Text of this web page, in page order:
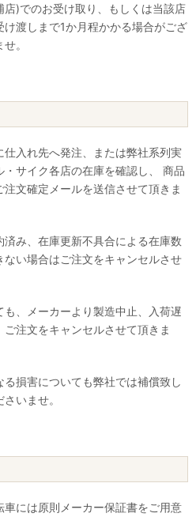
)でのお受け取り、もしくは当該店
渡しまで1か月程かかる場合がござ
。
入れ先へ発注、または弊社系列実
サイク各店の在庫を確認し、 商品
文確定メールを送信させて頂きま
み、在庫更新不具合による在庫数
い場合はご注文をキャンセルさせ
、メーカーより製造中止、入荷遅
注文をキャンセルさせて頂きま
損害についても弊社では補償致し
いませ。
には原則メーカー保証書をご用意